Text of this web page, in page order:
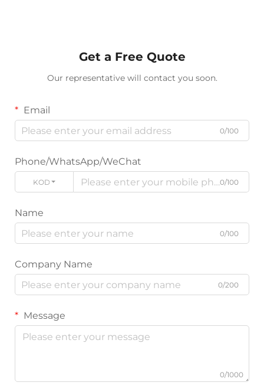
Get a Free Quote
Our representative will contact you soon.
Email
0/100
Phone/WhatsApp/WeChat
KODE 0/100
Name
0/100
Company Name
0/200
Message
0/1000